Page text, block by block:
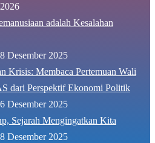
adalah Kesalahan
Desember 2025
Krisis: Membaca Pertemuan Wali
dari Perspektif Ekonomi Politik
Desember 2025
Sejarah Mengingatkan Kita
Desember 2025